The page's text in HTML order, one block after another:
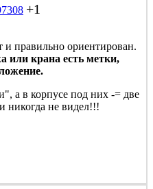
+1
и правильно ориентирован.
или крана есть метки,
а в корпусе под них -= две
никогда не видел!!!